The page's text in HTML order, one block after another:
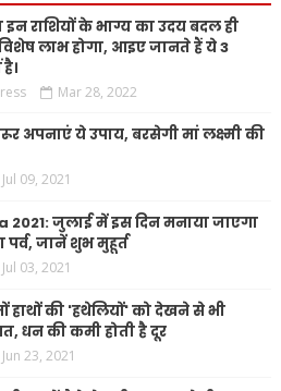
इन राशियों के भाग्य का उदय बदल ही
लाभ होगा, आइए जानते हैं ये 3
Mar 28, 2022
अपनाएं ये उपाय, बरसेगी मां लक्ष्मी की
Jul 09, 2021
2021: जुलाई में इस दिन मनाया जाएगा
पर्व, जानें शुभ मुहूर्त
Jul 03, 2021
हाथों की 'हथेलियों' को देखने से भी
धन की कमी होती है दूर
Jun 23, 2021